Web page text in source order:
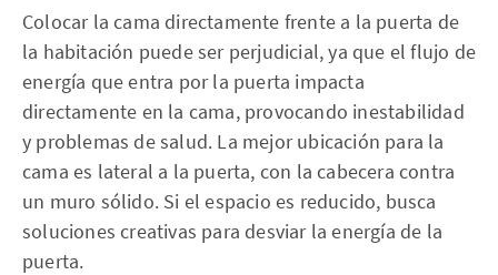
Colocar la cama directamente frente a la puerta de
la habitación puede ser perjudicial, ya que el flujo de
energía que entra por la puerta impacta
directamente en la cama, provocando inestabilidad
y problemas de salud. La mejor ubicación para la
cama es lateral a la puerta, con la cabecera contra
un muro sólido. Si el espacio es reducido, busca
soluciones creativas para desviar la energía de la
puerta.